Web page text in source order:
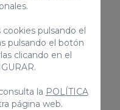
pulsando el
pulsando el botón
clicando en el
la POLÍTICA
página web.